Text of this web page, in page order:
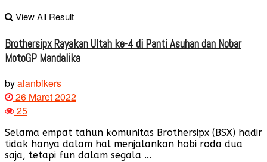
View All Result
Brothersipx Rayakan Ultah ke-4 di Panti Asuhan dan Nobar
MotoGP Mandalika
byalanbikers
26 Maret 2022
25
Selama empat tahun komunitas Brothersipx (BSX) hadir
tidak hanya dalam hal menjalankan hobi roda dua
saja, tetapi fun dalam segala ...